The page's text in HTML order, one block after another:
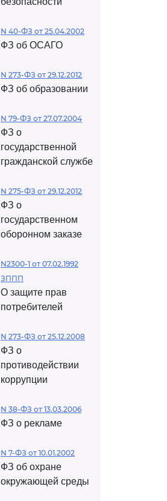
N 40-ФЗ от 25.04.2002
ФЗ об ОСАГО
N 273-ФЗ от 29.12.2012
ФЗ об образовании
N 79-ФЗ от 27.07.2004
ФЗ о
государственной
гражданской службе
N 275-ФЗ от 29.12.2012
ФЗ о
государственном
оборонном заказе
N2300-1 от 07.02.1992
ЗППП
О защите прав
потребителей
N 273-ФЗ от 25.12.2008
ФЗ о
противодействии
коррупции
N 38-ФЗ от 13.03.2006
ФЗ о рекламе
N 7-ФЗ от 10.01.2002
ФЗ об охране
окружающей среды